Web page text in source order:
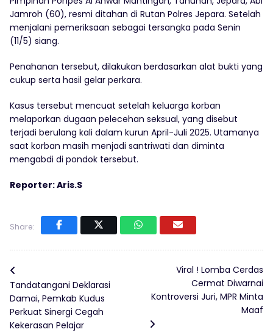
Jamroh (60), resmi ditahan di Rutan Polres Jepara. Setelah
menjalani pemeriksaan sebagai tersangka pada Senin
(11/5) siang.
Penahanan tersebut, dilakukan berdasarkan alat bukti yang
cukup serta hasil gelar perkara.
Kasus tersebut mencuat setelah keluarga korban
melaporkan dugaan pelecehan seksual, yang disebut
terjadi berulang kali dalam kurun April-Juli 2025. Utamanya
saat korban masih menjadi santriwati dan diminta
mengabdi di pondok tersebut.
Reporter: Aris.S
Share:
Tandatangani Deklarasi
Damai, Pemkab Kudus
Perkuat Sinergi Cegah
Kekerasan Pelajar
Viral ! Lomba Cerdas
Cermat Diwarnai
Kontroversi Juri, MPR Minta
Maaf